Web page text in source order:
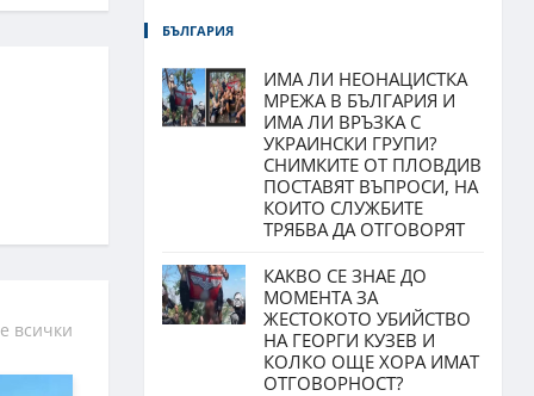
всички
БЪЛГАРИЯ
ИМА ЛИ НЕОНАЦИСТКА
МРЕЖА В БЪЛГАРИЯ И
ИМА ЛИ ВРЪЗКА С
УКРАИНСКИ ГРУПИ?
СНИМКИТЕ ОТ ПЛОВДИВ
ПОСТАВЯТ ВЪПРОСИ, НА
КОИТО СЛУЖБИТЕ
ТРЯБВА ДА ОТГОВОРЯТ
КАКВО СЕ ЗНАЕ ДО
МОМЕНТА ЗА
ЖЕСТОКОТО УБИЙСТВО
НА ГЕОРГИ КУЗЕВ И
КОЛКО ОЩЕ ХОРА ИМАТ
ОТГОВОРНОСТ?